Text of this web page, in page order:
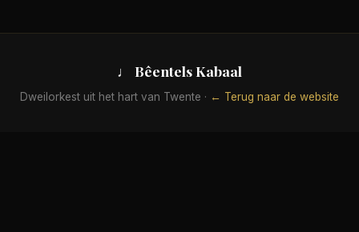
♩ Bêentels Kabaal
Dweilorkest uit het hart van Twente · ← Terug naar de website